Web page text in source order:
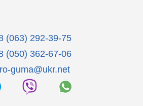
(063) 292-39-75
(050) 362-67-06
guma@ukr.net